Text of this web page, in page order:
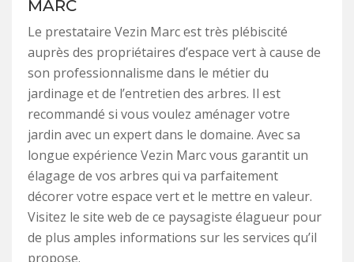
MARC
Le prestataire Vezin Marc est très plébiscité
auprès des propriétaires d’espace vert à cause de
son professionnalisme dans le métier du
jardinage et de l’entretien des arbres. Il est
recommandé si vous voulez aménager votre
jardin avec un expert dans le domaine. Avec sa
longue expérience Vezin Marc vous garantit un
élagage de vos arbres qui va parfaitement
décorer votre espace vert et le mettre en valeur.
Visitez le site web de ce paysagiste élagueur pour
de plus amples informations sur les services qu’il
propose.